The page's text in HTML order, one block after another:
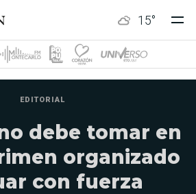
15°
EDITORIAL
debe tomar en
organizado
con fuerza